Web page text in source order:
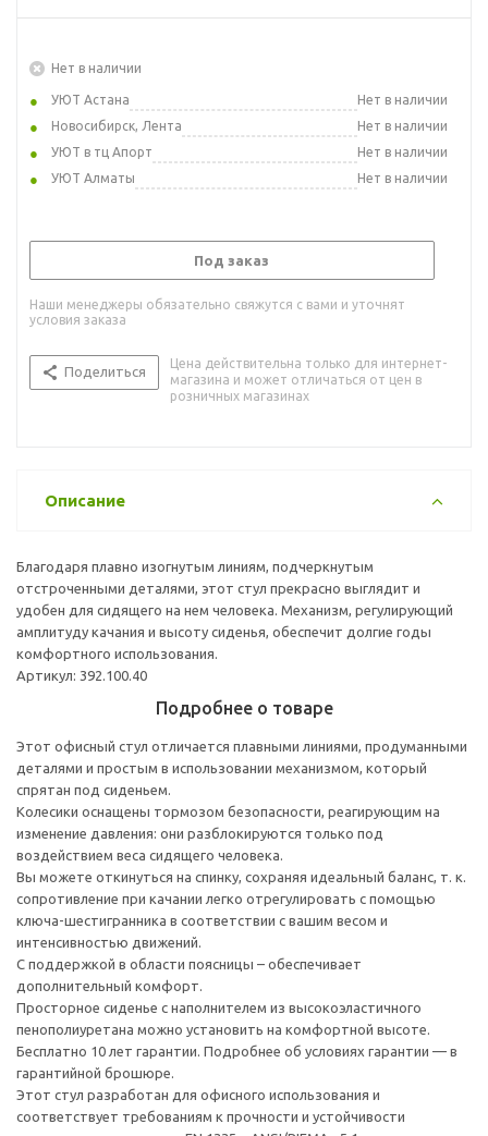
Нет в наличии
УЮТ Астана
Нет в наличии
Новосибирск, Лента
Нет в наличии
УЮТ в тц Апорт
Нет в наличии
УЮТ Алматы
Нет в наличии
Под заказ
Наши менеджеры обязательно свяжутся с вами и уточнят
условия заказа
Поделиться
Цена действительна только для интернет-
магазина и может отличаться от цен в
розничных магазинах
Описание
Благодаря плавно изогнутым линиям, подчеркнутым
отстроченными деталями, этот стул прекрасно выглядит и
удобен для сидящего на нем человека. Механизм, регулирующий
амплитуду качания и высоту сиденья, обеспечит долгие годы
комфортного использования.
Артикул: 392.100.40
Подробнее о товаре
Этот офисный стул отличается плавными линиями, продуманными
деталями и простым в использовании механизмом, который
спрятан под сиденьем.
Колесики оснащены тормозом безопасности, реагирующим на
изменение давления: они разблокируются только под
воздействием веса сидящего человека.
Вы можете откинуться на спинку, сохраняя идеальный баланс, т. к.
сопротивление при качании легко отрегулировать с помощью
ключа-шестигранника в соответствии с вашим весом и
интенсивностью движений.
С поддержкой в области поясницы – обеспечивает
дополнительный комфорт.
Просторное сиденье с наполнителем из высокоэластичного
пенополиуретана можно установить на комфортной высоте.
Бесплатно 10 лет гарантии. Подробнее об условиях гарантии — в
гарантийной брошюре.
Этот стул разработан для офисного использования и
соответствует требованиям к прочности и устойчивости